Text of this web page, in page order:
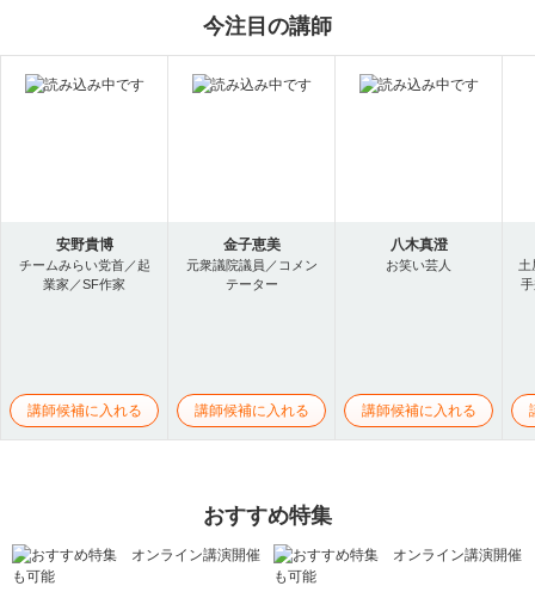
今注目の講師
安野貴博
チームみらい党首／起
業家／SF作家
講師候補に入れる
金子恵美
元衆議院議員／コメン
テーター
講師候補に入れる
八木真澄
お笑い芸人
講師候補に入れる
土
おすすめ特集